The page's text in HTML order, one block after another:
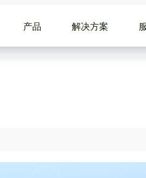
产品 解决方案